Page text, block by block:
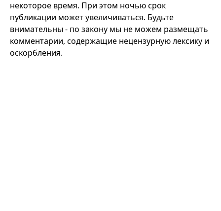
некоторое время. При этом ночью срок
публикации может увеличиваться. Будьте
внимательны - по закону мы не можем размещать
комментарии, содержащие нецензурную лексику и
оскорбления.